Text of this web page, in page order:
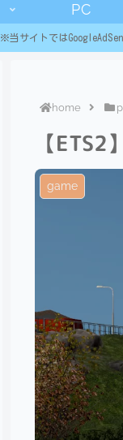
PC
※当サイトでは
home
【
game